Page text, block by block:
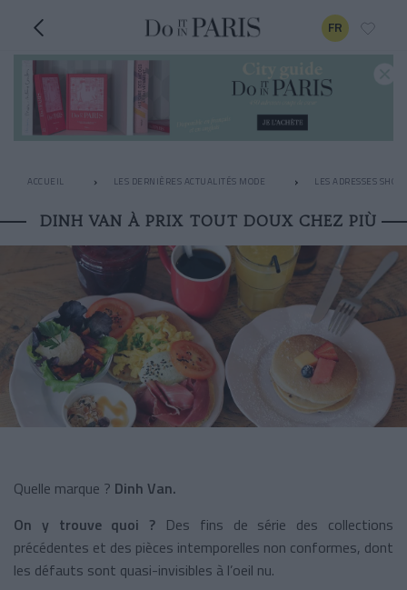
FR
ACCUEIL LES DERNIÈRES ACTUALITÉS MODE LES ADRESSES
DINH VAN À PRIX TOUT DOUX CHEZ PIÙ
Quelle marque ? Dinh Van.
On y trouve quoi ? Des fins de série des collections
précédentes et des pièces intemporelles non conformes, dont
les défauts sont quasi-invisibles à l’oeil nu.